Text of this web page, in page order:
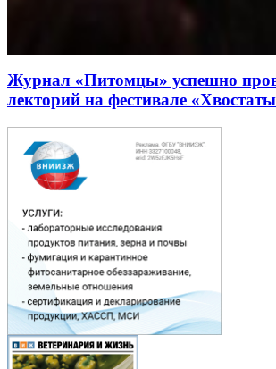
Журнал «Питомцы» успешно
лекторий на фестивале